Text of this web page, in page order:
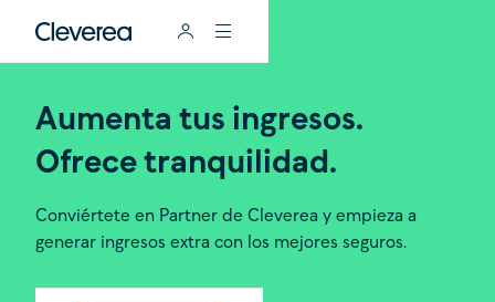
Aumenta tus ingresos.
Ofrece tranquilidad.
Conviértete en Partner de Cleverea y empieza a
generar ingresos extra con los mejores seguros.